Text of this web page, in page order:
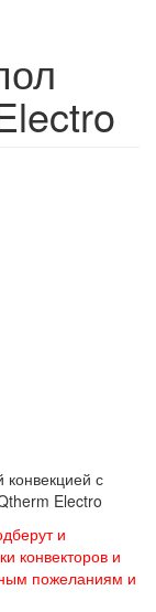
конвекцией с
Electro
и
конвекторов и
пожеланиям и